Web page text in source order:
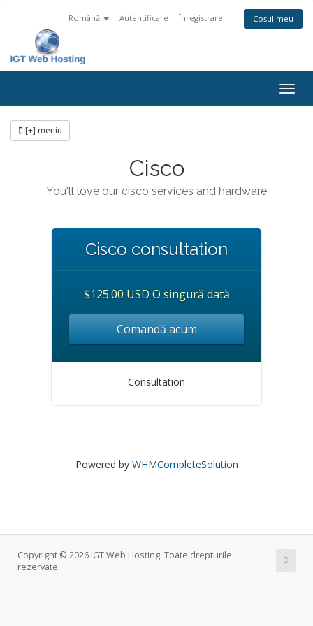
Română Autentificare Înregistrare Coșul meu
[+] meniu
Cisco
You'll love our cisco services and hardware
Cisco consultation
$125.00 USD O singură dată
Comandă acum
Consultation
Powered by WHMCompleteSolution
Copyright © 2026 IGT Web Hosting. Toate drepturile
rezervate.